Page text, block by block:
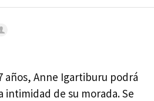
años, Anne Igartiburu podrá
intimidad de su morada. Se